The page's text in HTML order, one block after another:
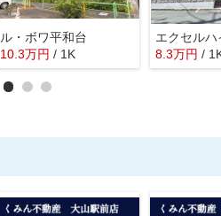
ル・ボワ平和台
10.3万円 / 1K
エクセルハ
8.3万円 /